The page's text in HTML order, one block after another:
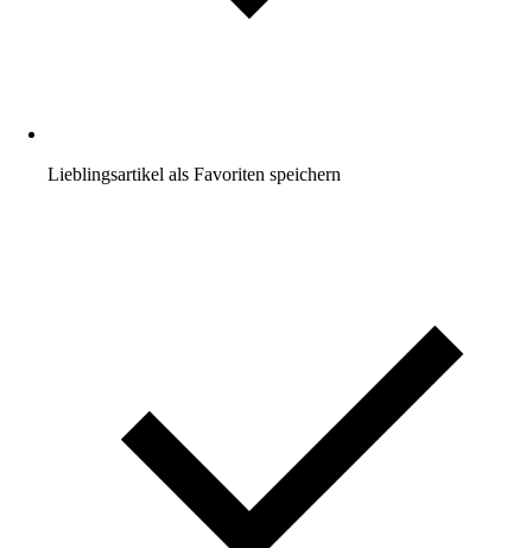
Lieblingsartikel als Favoriten speichern